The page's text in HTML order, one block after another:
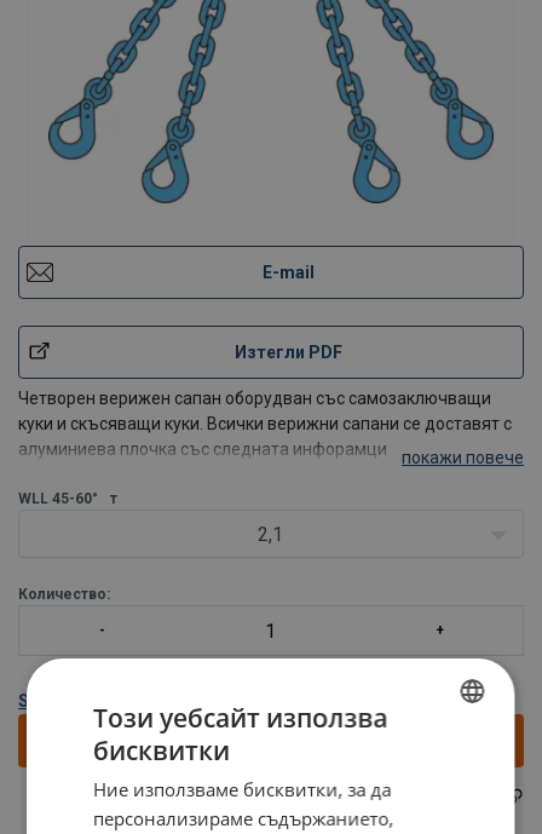
E-mail
Изтегли PDF
Четворен верижен сапан оборудван със самозаключващи
куки и скъсяващи куки. Всички верижни сапани се доставят с
алуминиева плочка със следната инфорамция -
производство и т.н.
Забележка! Дължината на верижният с/p>
покажи повече
WLL 45-60° т
2,1
Количество:
Show all variants
Направи запитване
Part code:NKVE06401L
ENGLISH TRANSLATION
Този уебсайт използва
бисквитки
Ние използваме бисквитки, за да
персонализираме съдържанието,